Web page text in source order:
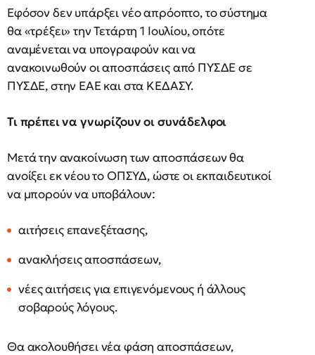
Εφόσον δεν υπάρξει νέο απρόοπτο, το σύστημα
θα «τρέξει» την Τετάρτη 1 Ιουλίου, οπότε
αναμένεται να υπογραφούν και να
ανακοινωθούν οι αποσπάσεις από ΠΥΣΔΕ σε
ΠΥΣΔΕ, στην ΕΑΕ και στα ΚΕΔΑΣΥ.
Τι πρέπει να γνωρίζουν οι συνάδελφοι
Μετά την ανακοίνωση των αποσπάσεων θα
ανοίξει εκ νέου το ΟΠΣΥΔ, ώστε οι εκπαιδευτικοί
να μπορούν να υποβάλουν:
αιτήσεις επανεξέτασης,
ανακλήσεις αποσπάσεων,
νέες αιτήσεις για επιγενόμενους ή άλλους
σοβαρούς λόγους.
Θα ακολουθήσει νέα φάση αποσπάσεων,